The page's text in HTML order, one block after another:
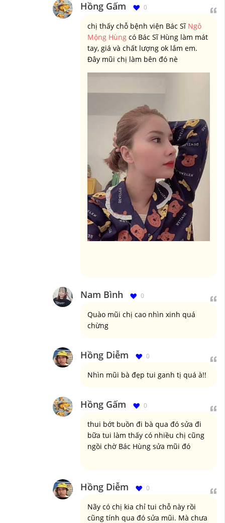
Hồng Gấm 0
chị thấy chỗ bệnh viện Bác Sĩ Ngô
Mộng Hùng có Bác Sĩ Hùng làm mát
tay, giá và chất lượng ok lắm em.
Đây mũi chị làm bên đó nè
Nam Bình 0
Quào mũi chị cao nhìn xinh quá
chừng
Hồng Diễm 0
Nhìn mũi bà đẹp tui ganh tị quá à!!
Hồng Gấm 0
thui bớt buồn đi bà qua đó sửa đi
bữa tui làm thấy có nhiều chị cũng
ngồi chờ Bác Hùng sửa mũi đó
Hồng Diễm 0
Nãy có chị kia chỉ tui chỗ này rồi
cũng tính qua đó sửa mũi. Mà chưa